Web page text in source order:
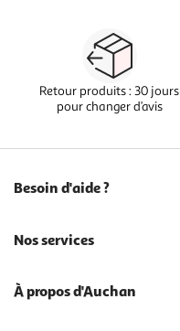
Retour produits : 30 jours
pour changer d’avis
Besoin d'aide ?
Nos services
À propos d'Auchan